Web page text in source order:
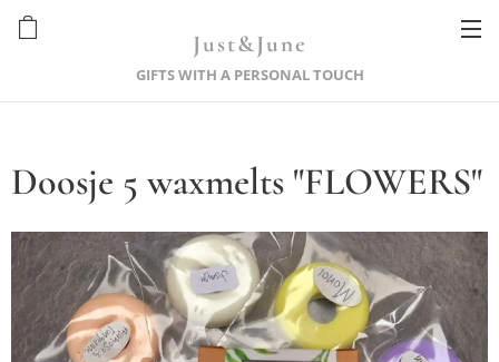
Just&June
GIFTS WITH A PERSONAL TOUCH
Doosje 5 waxmelts "FLOWERS"